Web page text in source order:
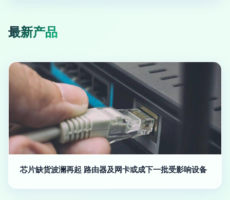
最新产品
芯片缺货波澜再起 路由器及网卡或成下一批受影响设备